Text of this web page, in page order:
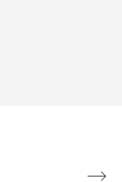
